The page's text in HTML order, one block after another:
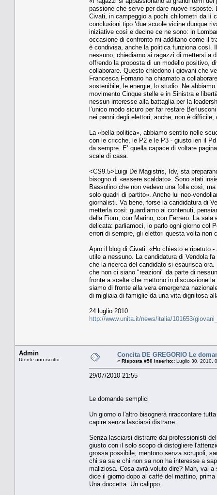
passione che serve per dare nuove
Civati, in campeggio a pochi chilometri da lì
conclusioni tipo ‘due scuole vicine dunque
iniziative così e decine ce ne sono: in
occasione di confronto mi additano come il
è condivisa, anche la politica funziona così.
nessuno, chiediamo ai ragazzi di mettersi a
offrendo la proposta di un modello positivo,
collaborare. Questo chiedono i giovani che
Francesca Fornario ha chiamato a
sostenibile, le energie, lo studio. Ne
movimento Cinque stelle e in Sinistra e
nessun interesse alla battaglia per la
l’unico modo sicuro per far restare
nei panni degli elettori, anche, non è difficile,
La «bella politica», abbiamo sentito nelle
con le cricche, le P2 e le P3 - giusto ieri il
da sempre. E’ quella capace di voltare
scale di casa.
<CS9.5>Luigi De Magistris, Idv, sta
bisogno di «essere scaldato». Sono stati
Bassolino che non vedevo una folla così,
solo quadri di partito». Anche lui neo-
giornalisti. Va bene, forse la candidatura di
metterla così: guardiamo ai contenuti,
della Fiom, con Marino, con Ferrero. La sala
delicata: parliamoci, io parlo ogni giorno col
errori di sempre, gli elettori questa volta non
Apro il blog di Civati: «Ho chiesto e ripetuto
utile a nessuno. La candidatura di Vendola
che la ricerca del candidato si esaurisca
che non ci siano "reazioni" da parte di
fronte a scelte che mettono in discussione
siamo di fronte alla vera emergenza
di migliaia di famiglie da una vita dignitosa
24 luglio 2010
http://www.unita.it/news/italia/101653/
Admin
Utente non iscritto
Concita DE GREGORIO Le
« Risposta #50 inserito:: Luglio 30, 2010,
29/07/2010 21:55
Le domande semplici
Un giorno o l'altro bisognerà riraccontare
capire senza lasciarsi distrarre.
Senza lasciarsi distrarre dai professionisti
giusto con il solo scopo di distogliere
grossa possibile, mentono senza scrupoli,
chi sa sa e chi non sa non ha interesse a
maliziosa. Cosa avrà voluto dire? Mah, vai
dice il giorno dopo al caffè del mattino,
Una doccetta. Un calippo.